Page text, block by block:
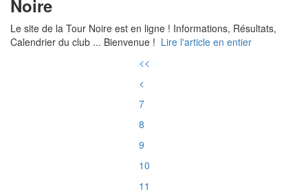
Noire
Le site de la Tour Noire est en ligne ! Informations, Résultats,
Calendrier du club ... Bienvenue ! Lire l'article en entier
<<
<
7
8
9
10
11